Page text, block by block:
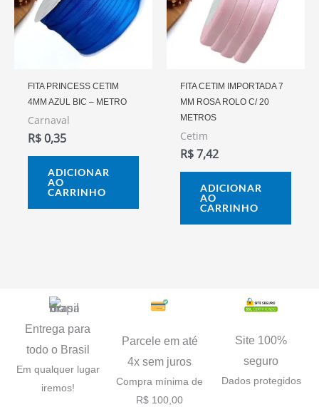
FITA PRINCESS CETIM
4MM AZUL BIC – METRO
Carnaval
R$0,35
ADICIONAR
AO
CARRINHO
FITA CETIM IMPORTADA 7
MM ROSA ROLO C/ 20
METROS
Cetim
R$7,42
ADICIONAR
AO
CARRINHO
Entrega para
todo o Brasil
Em qualquer lugar
iremos!
Parcele em até
4x sem juros
Compra mínima de
R$ 100,00
Site 100%
seguro
Dados protegidos